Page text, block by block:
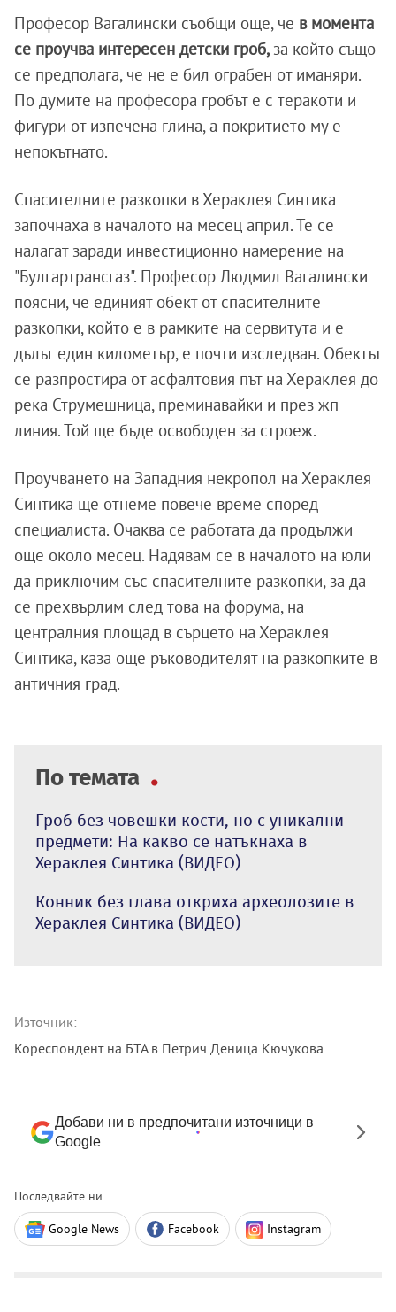
Професор Вагалински съобщи още, че в момента
се проучва интересен детски гроб, за който също
се предполага, че не е бил ограбен от иманяри.
По думите на професора гробът е с теракоти и
фигури от изпечена глина, а покритието му е
непокътнато.
Спасителните разкопки в Хераклея Синтика
започнаха в началото на месец април. Те се
налагат заради инвестиционно намерение на
"Булгартрансгаз". Професор Людмил Вагалински
поясни, че единият обект от спасителните
разкопки, който е в рамките на сервитута и е
дълъг един километър, е почти изследван. Обектът
се разпростира от асфалтовия път на Хераклея до
река Струмешница, преминавайки и през жп
линия. Той ще бъде освободен за строеж.
Проучването на Западния некропол на Хераклея
Синтика ще отнеме повече време според
специалиста. Очаква се работата да продължи
още около месец. Надявам се в началото на юли
да приключим със спасителните разкопки, за да
се прехвърлим след това на форума, на
централния площад в сърцето на Хераклея
Синтика, каза още ръководителят на разкопките в
античния град.
По темата
Гроб без човешки кости, но с уникални
предмети: На какво се натъкнаха в
Хераклея Синтика (ВИДЕО)
Конник без глава откриха археолозите в
Хераклея Синтика (ВИДЕО)
Източник:
Кореспондент на БТА в Петрич Деница Кючукова
Добави ни в предпочитани източници в
Google
Последвайте ни
Google News Facebook Instagram